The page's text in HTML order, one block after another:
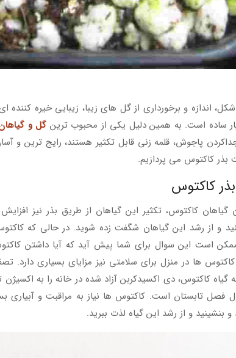
اندازه و برخورداری از گل ‌های زیبا، زیبایی خیره
ساده است. به همین دلیل یکی از محبوب ترین گل و گیاهان
پاجوش، قلمه زنی قابل تکثیر هستند، رایج ترین و
کاکتوس می پردازیم.
کاکتوس
گیاهان کاکتوس، تکثیر این گیاهان از طریق بذر نیز
و از رشد این گیاهان شگفت زده شوید. در حالی که
است این سوال برای شما پیش آید که آیا داشتن
ها در منزل برای سلامتی نیز مزایای بسیاری
کاکتوس، دی اکسیدکربن آزاد شده در خانه را به
فصل تابستان است. کاکتوس ها نیاز به مراقبت و آبیاری
بنشینید و از رشد این گیاه لذت ببرید.